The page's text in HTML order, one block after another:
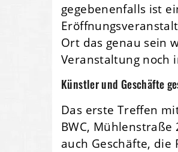
gegebenenfalls ist
Ort das genau sein
Veranstaltung noch
Künstler und Geschäfte
Das erste Treffen
BWC,
auch Geschäfte, die